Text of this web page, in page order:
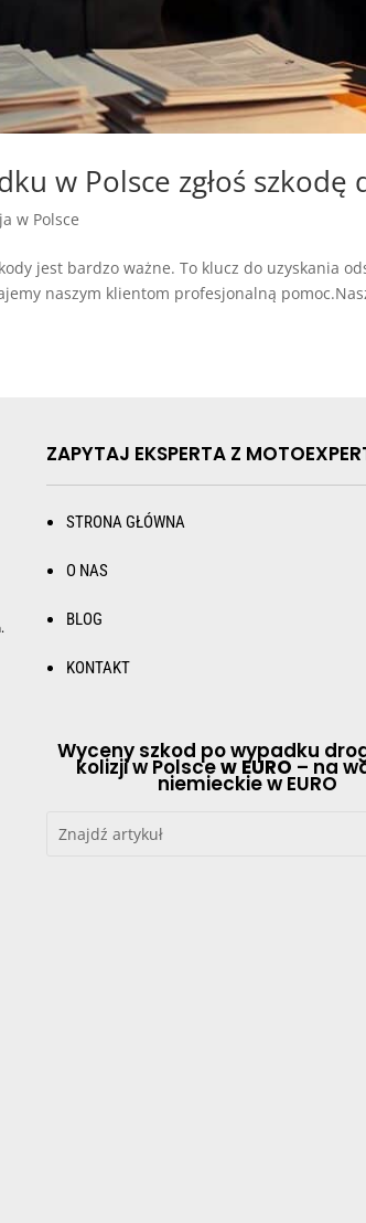
w Polsce zgłoś szkodę
w Polsce
jest bardzo ważne. To klucz do uzyskania
naszym klientom profesjonalną
ZAPYTAJ EKSPERTA Z
STRONA GŁÓWNA
O NAS
BLOG
KONTAKT
Wyceny szkod po wypadku
kolizji w Polscew EURO – na
niemieckie w EURO